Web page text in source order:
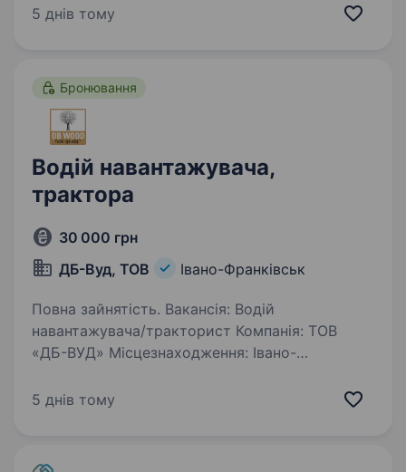
готовність до роботи. Умови роботи: склад,
5 днів тому
Бронювання
Водій навантажувача,
трактора
30 000 грн
ДБ-Вуд, ТОВ
Івано-Франківськ
Повна зайнятість. Вакансія: Водій
навантажувача/тракторист Компанія: ТОВ
«ДБ-ВУД» Місцезнаходження: Івано-
з обмеженою відповідальністю «ДБ-ВУД» було
5 днів тому